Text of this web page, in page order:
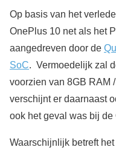
Op basis van het
OnePlus 10 net als het
aangedreven door de
SoC. Vermoedelijk zal
voorzien van 8GB RAM
verschijnt er daarnaast
ook het geval was bij de
Waarschijnlijk betreft